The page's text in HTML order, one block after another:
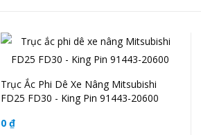
Trục Ắc Phi Dê Xe Nâng Mitsubishi
FD25 FD30 - King Pin 91443-20600
0 ₫